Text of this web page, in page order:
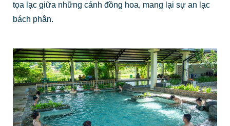
tọa lạc giữa những cánh đồng hoa, mang lại sự an lạc
bách phân.